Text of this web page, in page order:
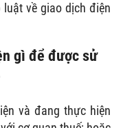
về giao dịch điện
gì để được sử
và đang thực hiện